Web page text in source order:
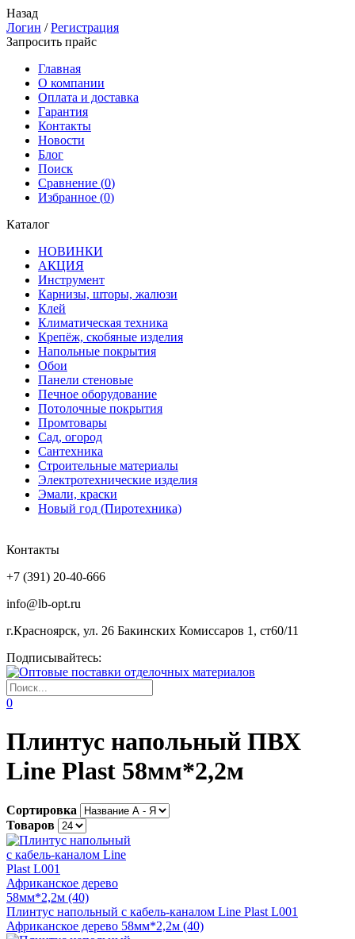
Назад
Логин /Регистрация
Запросить прайс
Главная
О компании
Оплата и доставка
Гарантия
Контакты
Новости
Блог
Поиск
Сравнение (0)
Избранное (0)
Каталог
НОВИНКИ
АКЦИЯ
Инструмент
Карнизы, шторы, жалюзи
Клей
Климатическая техника
Крепёж, скобяные изделия
Напольные покрытия
Обои
Панели стеновые
Печное оборудование
Потолочные покрытия
Промтовары
Сад, огород
Сантехника
Строительные материалы
Электротехнические изделия
Эмали, краски
Новый год (Пиротехника)
Контакты
+7 (391) 20-40-666
info@lb-opt.ru
г.Красноярск, ул. 26 Бакинских Комиссаров 1, ст60/11
Подписывайтесь:
0
Плинтус напольный ПВХ
Line Plast 58мм*2,2м
Сортировка
Товаров
Плинтус напольный с кабель-каналом Line Plast L001
Африканское дерево 58мм*2,2м (40)